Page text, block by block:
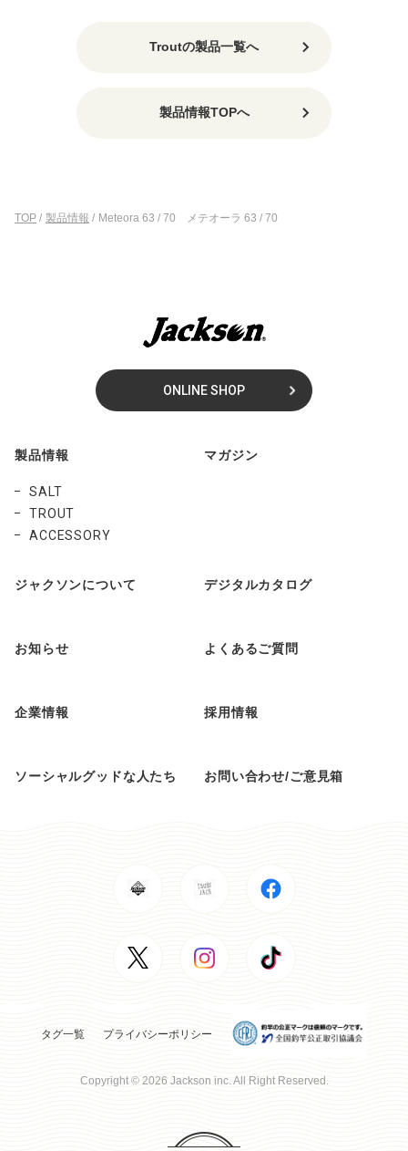
Troutの製品一覧へ
製品情報TOPへ
TOP / 製品情報 / Meteora 63 / 70 メテオーラ 63 / 70
ONLINE SHOP
製品情報
SALT
TROUT
ACCESSORY
マガジン
ジャクソンについて デジタルカタログ
お知らせ よくあるご質問
企業情報 採用情報
ソーシャルグッドな人たち お問い合わせ/ご意見箱
タグ一覧 プライバシーポリシー
Copyright © 2026 Jackson inc. All Right Reserved.